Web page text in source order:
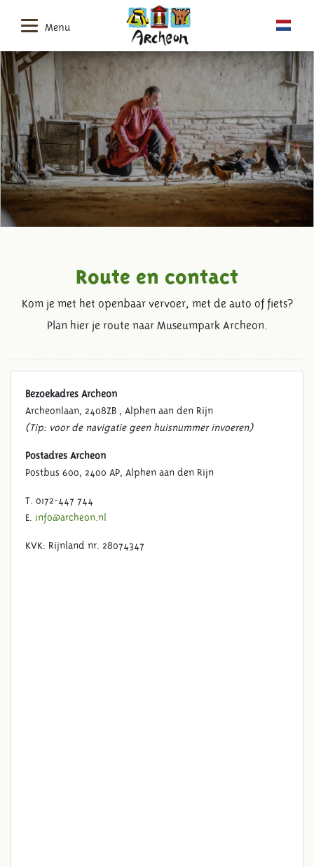
Menu
Route en contact
Kom je met het openbaar vervoer, met de auto of fiets?
Plan hier je route naar Museumpark Archeon.
Bezoekadres Archeon
Archeonlaan, 2408ZB , Alphen aan den Rijn
(Tip: voor de navigatie geen huisnummer invoeren)
Postadres Archeon
Postbus 600, 2400 AP, Alphen aan den Rijn
T. 0172-447 744
E. info@archeon.nl
KVK: Rijnland nr. 28074347